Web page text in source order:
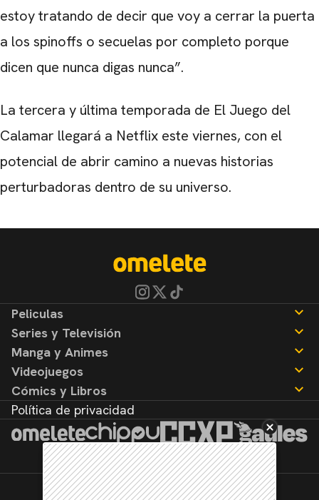
estoy tratando de decir que voy a cerrar la puerta
a los spinoffs o secuelas por completo porque
dicen que nunca digas nunca”.
La tercera y última temporada de El Juego del
Calamar llegará a Netflix este viernes, con el
potencial de abrir camino a nuevas historias
perturbadoras dentro de su universo.
Peliculas
Noticias
Reseñas
Series y Televisión
Noticias
Reseñas
Manga y Animes
Noticias
Reseñas
Videojuegos
Noticias
Reseñas
Cómics y Libros
Noticias
Reseñas
Política de privacidad
©2026. Todos los derechos reservados.